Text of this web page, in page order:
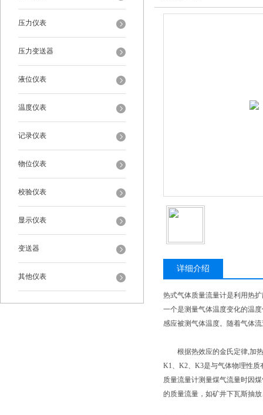
压力仪表
压力变送器
液位仪表
温度仪表
记录仪表
物位仪表
校验仪表
显示仪表
变送器
其他仪表
详细介绍
热式气体质量流量计是利用热
一个是测量气体温度变化的温
感应被测气体温度。随着气体
根据热效应的金氏定律,加热
K1、K2、K3是与气体物理性
质量流量计测量煤气流量时因
的质量流量，如矿井下瓦斯抽